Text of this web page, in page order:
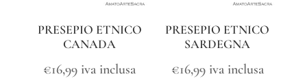
PRESEPIO ETNICO
CANADA
€16,99 iva inclusa
PRESEPIO ETNICO
SARDEGNA
€16,99 iva inclusa